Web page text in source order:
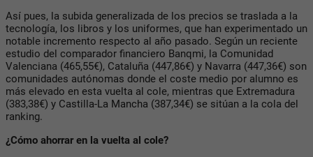
Así pues, la subida generalizada de los precios se traslada a la
tecnología, los libros y los uniformes, que han experimentado un
notable incremento respecto al año pasado. Según un reciente
estudio del comparador financiero Banqmi, la Comunidad
Valenciana (465,55€), Cataluña (447,86€) y Navarra (447,36€) son
comunidades autónomas donde el coste medio por alumno es
más elevado en esta vuelta al cole, mientras que Extremadura
(383,38€) y Castilla-La Mancha (387,34€) se sitúan a la cola del
ranking.
¿Cómo ahorrar en la vuelta al cole?